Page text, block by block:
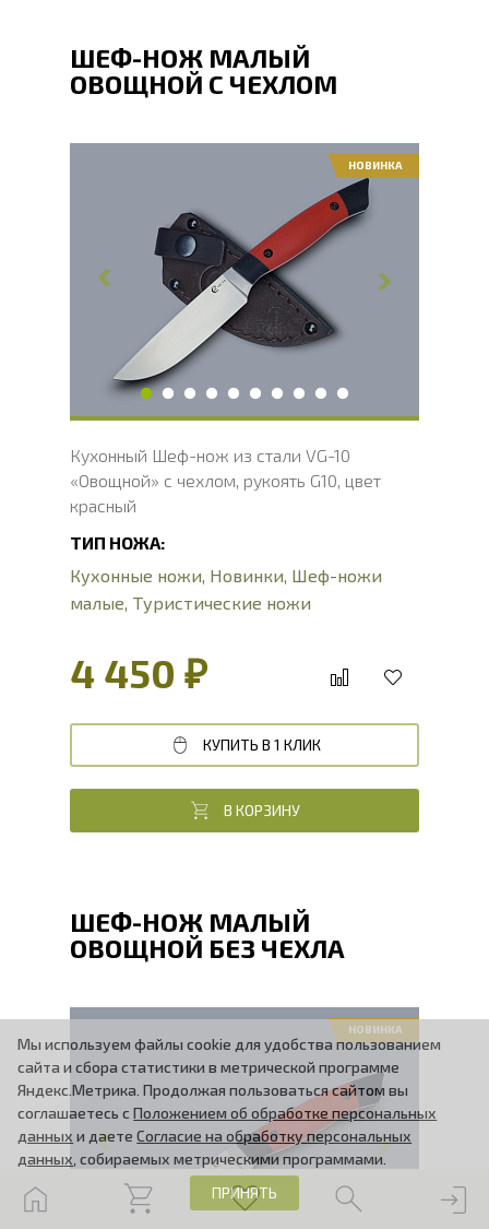
ШЕФ-НОЖ МАЛЫЙ
ОВОЩНОЙ С ЧЕХЛОМ
Общая длина, мм
Длина клинка, мм
Ширина клинка, мм
Толщина обуха, мм
2.1
Длина рукояти, мм
Твердость клинка, HRC
60 - 61 HRC
НОВИНКА
Кухонный Шеф-нож из стали VG-10
«Овощной» с чехлом, рукоять G10, цвет
красный
ТИП НОЖА:
Кухонные ножи, Новинки, Шеф-ножи
малые, Туристические ножи
4 450 ₽
КУПИТЬ В 1 КЛИК
В КОРЗИНУ
ШЕФ-НОЖ МАЛЫЙ
ОВОЩНОЙ БЕЗ ЧЕХЛА
Общая длина, мм
209
Длина клинка, мм
99
Ширина клинка, мм
24
Толщина обуха, мм
2.1
Длина рукояти, мм
110
Твердость клинка, HRC
60 - 61 HRC
НОВИНКА
Мы используем файлы cookie для удобства пользованием
сайта и сбора статистики в метрической программе
Яндекс.Метрика. Продолжая пользоваться сайтом вы
соглашаетесь сПоложением об обработке персональных
данных и даетеСогласие на обработку персональных
данных , собираемых метрическими программами.
ПРИНЯТЬ